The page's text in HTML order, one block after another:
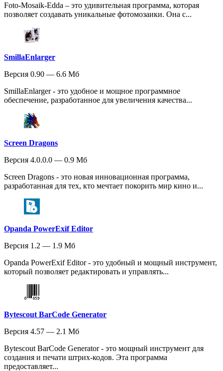
Foto-Mosaik-Edda – это удивительная программа, которая
позволяет создавать уникальные фотомозаики. Она с...
SmillaEnlarger
Версия 0.90 — 6.6 Мб
SmillaEnlarger - это удобное и мощное программное
обеспечение, разработанное для увеличения качества...
Screen Dragons
Версия 4.0.0.0 — 0.9 Мб
Screen Dragons - это новая инновационная программа,
разработанная для тех, кто мечтает покорить мир кино и...
Opanda PowerExif Editor
Версия 1.2 — 1.9 Мб
Opanda PowerExif Editor - это удобный и мощный инструмент,
который позволяет редактировать и управлять...
Bytescout BarCode Generator
Версия 4.57 — 2.1 Мб
Bytescout BarCode Generator - это мощный инструмент для
создания и печати штрих-кодов. Эта программа
предоставляет...